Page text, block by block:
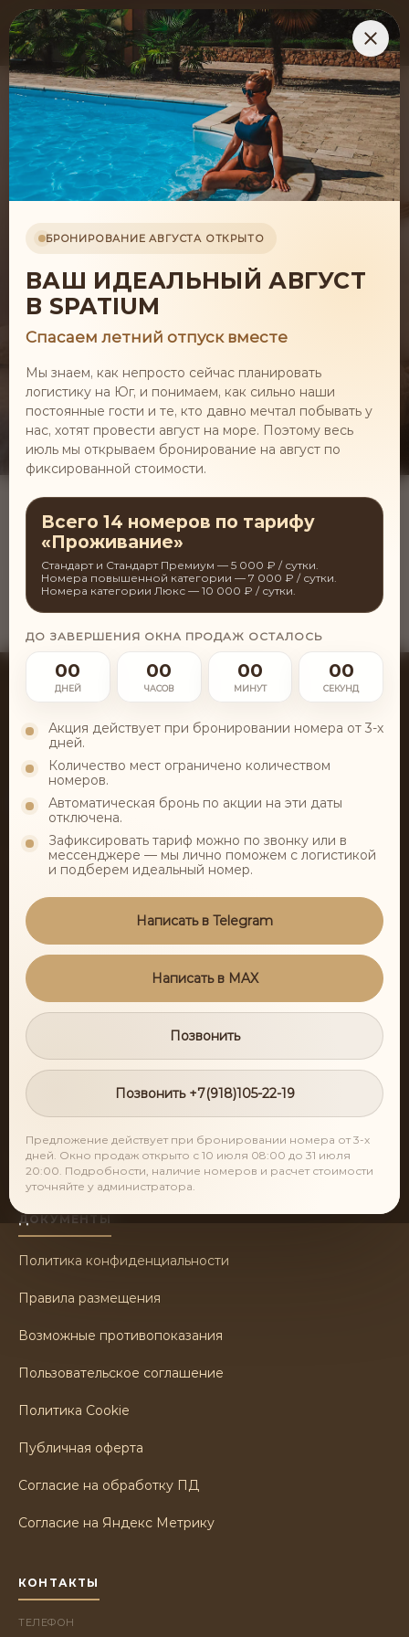
БРОНИРОВАНИЕ АВГУСТА ОТКРЫТО
ВАШ ИДЕАЛЬНЫЙ АВГУСТ
В SPATIUM
Спасаем летний отпуск вместе
Мы знаем, как непросто сейчас планировать
логистику на Юг, и понимаем, как сильно наши
постоянные гости и те, кто давно мечтал побывать у
нас, хотят провести август на море. Поэтому весь
июль мы открываем бронирование на август по
фиксированной стоимости.
Всего 14 номеров по тарифу
«Проживание»
Стандарт и Стандарт Премиум — 5 000 ₽ / сутки.
Номера повышенной категории — 7 000 ₽ / сутки.
Номера категории Люкс — 10 000 ₽ / сутки.
ДО ЗАВЕРШЕНИЯ ОКНА ПРОДАЖ ОСТАЛОСЬ
00
ДНЕЙ
00
ЧАСОВ
00
МИНУТ
00
СЕКУНД
Акция действует при бронировании номера от 3-х
дней.
Количество мест ограничено количеством
номеров.
Автоматическая бронь по акции на эти даты
отключена.
Зафиксировать тариф можно по звонку или в
мессенджере — мы лично поможем с логистикой
и подберем идеальный номер.
Написать в Telegram
Написать в MAX
Позвонить
Позвонить +7(918)105-22-19
Предложение действует при бронировании номера от 3-х
дней. Окно продаж открыто с 10 июля 08:00 до 31 июля
20:00. Подробности, наличие номеров и расчет стоимости
уточняйте у администратора.
Комфортабельные и уютные номера категорий
Люкс, Стандарт и номера повышенной
комфортности
Главная Забронировать
Детокс-курорт для восстановления тела и разума.
Работаем с заботой о вашем здоровье.
НАВИГАЦИЯ
Оздоровительные программы
Осознанное питание
Номера
Оздоровительная среда
Процедуры
Акции
Новости
Контакты
ДОКУМЕНТЫ
Политика конфиденциальности
Правила размещения
Возможные противопоказания
Пользовательское соглашение
Политика Cookie
Публичная оферта
Согласие на обработку ПД
Согласие на Яндекс Метрику
КОНТАКТЫ
ТЕЛЕФОН